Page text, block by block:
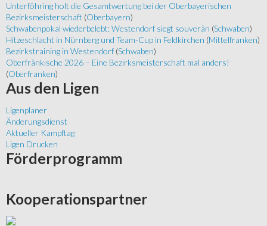
Unterföhring holt die Gesamtwertung bei der Oberbayerischen
Bezirksmeisterschaft (Oberbayern)
Schwabenpokal wiederbelebt: Westendorf siegt souverän (Schwaben)
Hitzeschlacht in Nürnberg und Team-Cup in Feldkirchen (Mittelfranken)
Bezirkstraining in Westendorf (Schwaben)
Oberfränkische 2026 – Eine Bezirksmeisterschaft mal anders!
(Oberfranken)
Aus den Ligen
Ligenplaner
Änderungsdienst
Aktueller Kampftag
Ligen Drucken
Förderprogramm
Kooperationspartner